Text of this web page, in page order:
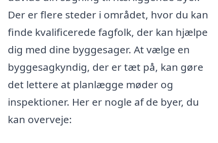
Der er flere steder i området, hvor du kan
finde kvalificerede fagfolk, der kan hjælpe
dig med dine byggesager. At vælge en
byggesagkyndig, der er tæt på, kan gøre
det lettere at planlægge møder og
inspektioner. Her er nogle af de byer, du
kan overveje: